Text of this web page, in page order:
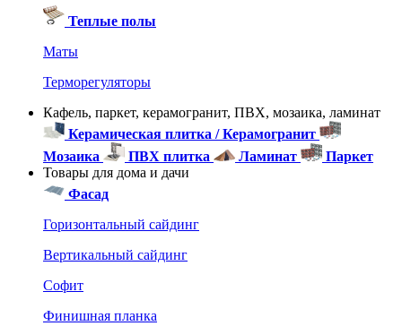
Теплые полы
Маты
Терморегуляторы
Кафель, паркет, керамогранит, ПВХ, мозаика, ламинат
Керамическая плитка / Керамогранит
Мозаика
ПВХ плитка Ламинат
Паркет
Товары для дома и дачи
Фасад
Горизонтальный сайдинг
Вертикальный сайдинг
Софит
Финишная планка